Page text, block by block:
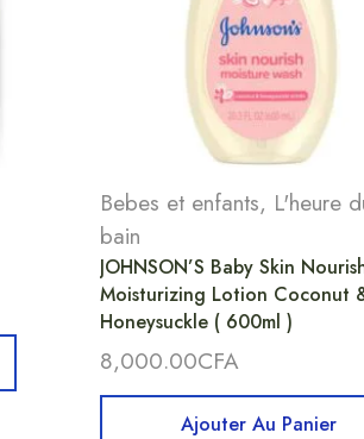
Bebes et enfants, L'heure
bain
JOHNSON’S Baby Skin
Moisturizing Lotion Coconut
Honeysuckle ( 600ml )
8,000.00CFA
Ajouter Au Panier